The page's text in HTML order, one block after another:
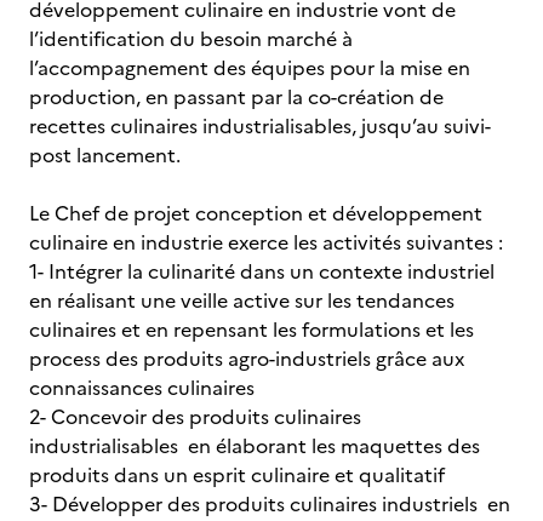
développement culinaire en industrie vont de
l’identification du besoin marché à
l’accompagnement des équipes pour la mise en
production, en passant par la co-création de
recettes culinaires industrialisables, jusqu’au suivi-
post lancement.
Le Chef de projet conception et développement
culinaire en industrie exerce les activités suivantes :
1- Intégrer la culinarité dans un contexte industriel
en réalisant une veille active sur les tendances
culinaires et en repensant les formulations et les
process des produits agro-industriels grâce aux
connaissances culinaires
2- Concevoir des produits culinaires
industrialisables en élaborant les maquettes des
produits dans un esprit culinaire et qualitatif
3- Développer des produits culinaires industriels en